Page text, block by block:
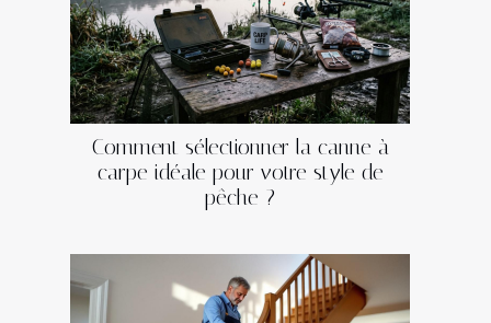
Comment sélectionner la canne à
carpe idéale pour votre style de
pêche ?